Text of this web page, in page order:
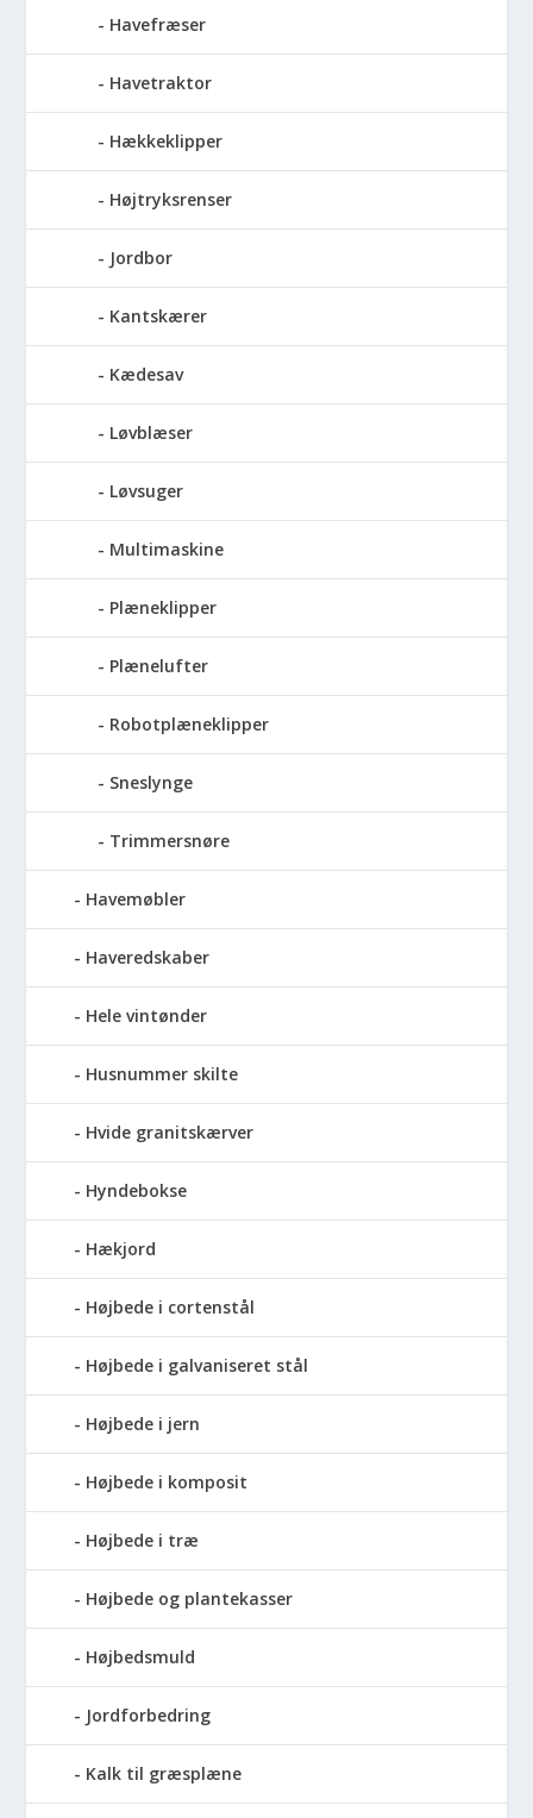
Havefræser
Havetraktor
Hækkeklipper
Højtryksrenser
Jordbor
Kantskærer
Kædesav
Løvblæser
Løvsuger
Multimaskine
Plæneklipper
Plænelufter
Robotplæneklipper
Sneslynge
Trimmersnøre
Havemøbler
Haveredskaber
Hele vintønder
Husnummer skilte
Hvide granitskærver
Hyndebokse
Hækjord
Højbede i cortenstål
Højbede i galvaniseret stål
Højbede i jern
Højbede i komposit
Højbede i træ
Højbede og plantekasser
Højbedsmuld
Jordforbedring
Kalk til græsplæne